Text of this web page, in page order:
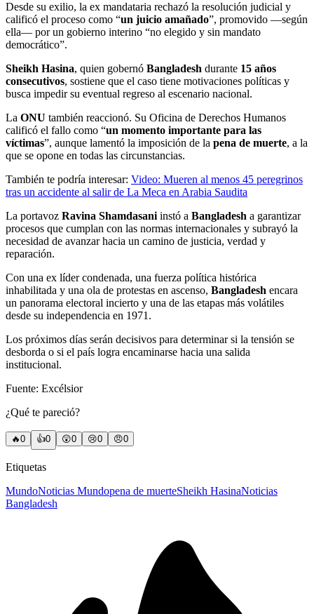
Desde su exilio, la ex mandataria rechazó la resolución judicial y
calificó el proceso como “un juicio amañado”, promovido —según
ella— por un gobierno interino “no elegido y sin mandato
democrático”.
Sheikh Hasina, quien gobernó Bangladesh durante 15 años
consecutivos, sostiene que el caso tiene motivaciones políticas y
busca impedir su eventual regreso al escenario nacional.
La ONU también reaccionó. Su Oficina de Derechos Humanos
calificó el fallo como “un momento importante para las
víctimas”, aunque lamentó la imposición de la pena de muerte, a la
que se opone en todas las circunstancias.
También te podría interesar: Video: Mueren al menos 45 peregrinos
tras un accidente al salir de La Meca en Arabia Saudita
La portavoz Ravina Shamdasani instó a Bangladesh a garantizar
procesos que cumplan con las normas internacionales y subrayó la
necesidad de avanzar hacia un camino de justicia, verdad y
reparación.
Con una ex líder condenada, una fuerza política histórica
inhabilitada y una ola de protestas en ascenso, Bangladesh encara
un panorama electoral incierto y una de las etapas más volátiles
desde su independencia en 1971.
Los próximos días serán decisivos para determinar si la tensión se
desborda o si el país logra encaminarse hacia una salida
institucional.
Fuente: Excélsior
¿Qué te pareció?
🔥0 👍0 😲0 😢0 😠0
Etiquetas
MundoNoticias Mundopena de muerteSheikh HasinaNoticias
Bangladesh